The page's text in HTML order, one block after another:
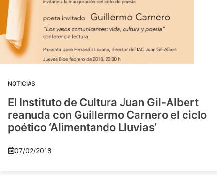
NOTICIAS
El Instituto de Cultura Juan Gil-Albert
reanuda con Guillermo Carnero el ciclo
poético ‘Alimentando Lluvias’
07/02/2018